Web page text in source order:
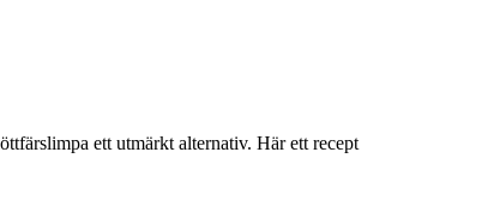
ett utmärkt alternativ. Här ett recept